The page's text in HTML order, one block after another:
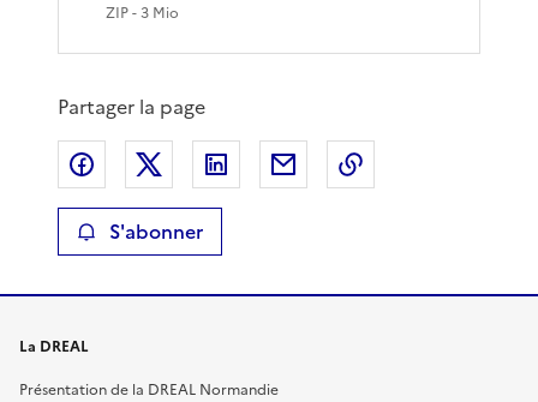
ZIP- 3 Mio
Partager la page
Partager sur Facebook
Partager sur XPartager sur LinkedIn
Partager par email
S'abonner
La DREAL
Présentation de la DREAL Normandie